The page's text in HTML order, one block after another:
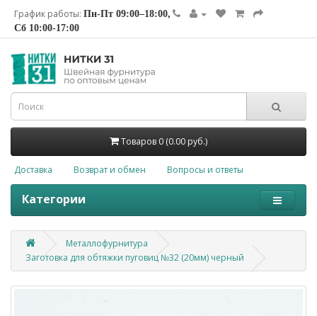
График работы: Пн-Пт 09:00–18:00,
Сб 10:00-17:00
Товаров 0 (0.00 руб.)
Доставка Возврат и обмен Вопросы и ответы
Категории
Металлофурнитура
Заготовка для обтяжки пуговиц №32 (20мм) черный